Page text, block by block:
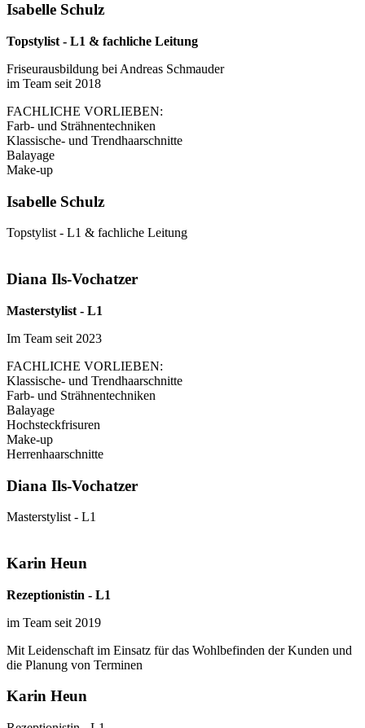
Isabelle Schulz
Topstylist - L1 & fachliche Leitung
Friseurausbildung bei Andreas Schmauder
im Team seit 2018
FACHLICHE VORLIEBEN:
Farb- und Strähnentechniken
Klassische- und Trendhaarschnitte
Balayage
Make-up
Isabelle Schulz
Topstylist - L1 & fachliche Leitung
Diana Ils-Vochatzer
Masterstylist - L1
Im Team seit 2023
FACHLICHE VORLIEBEN:
Klassische- und Trendhaarschnitte
Farb- und Strähnentechniken
Balayage
Hochsteckfrisuren
Make-up
Herrenhaarschnitte
Diana Ils-Vochatzer
Masterstylist - L1
Karin Heun
Rezeptionistin - L1
im Team seit 2019
Mit Leidenschaft im Einsatz für das Wohlbefinden der Kunden und
die Planung von Terminen
Karin Heun